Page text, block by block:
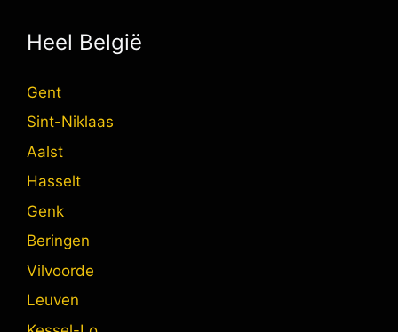
Heel België
Gent
Sint-Niklaas
Aalst
Hasselt
Genk
Beringen
Vilvoorde
Leuven